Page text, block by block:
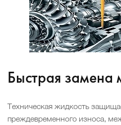
Быстрая замена
Техническая жидкость
преждевременного износа,